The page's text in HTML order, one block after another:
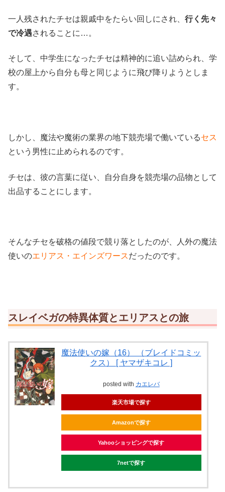
一人残されたチセは親戚中をたらい回しにされ、 行く先々
で冷遇されることに…。
そして、中学生になったチセは精神的に追い詰められ、学
校の屋上から自分も母と同じように飛び降りようとしま
す。
しかし、魔法や魔術の業界の地下競売場で働いているセス
という男性に止められるのです。
チセは、彼の言葉に従い、自分自身を競売場の品物として
出品することにします。
そんなチセを破格の値段で競り落としたのが、人外の魔法
使いのエリアス・エインズワースだったのです。
スレイベガの特異体質とエリアスとの旅
魔法使いの嫁（16） （ブレイドコミッ
クス） [ ヤマザキコレ ]
posted with カエレバ
楽天市場で探す
Amazonで探す
Yahooショッピングで探す
7netで探す